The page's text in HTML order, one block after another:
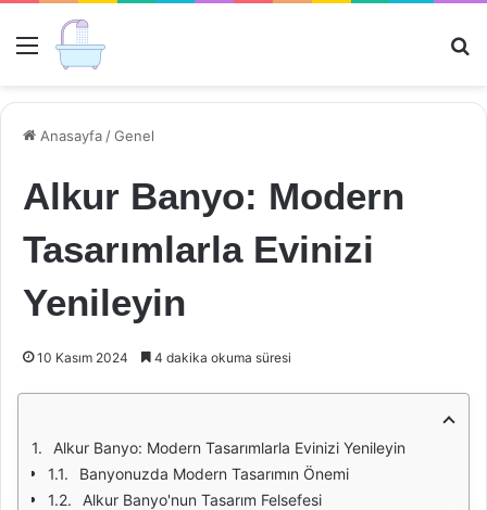
Menü
Anasayfa /Genel
Alkur Banyo: Modern
Tasarımlarla Evinizi
Yenileyin
10 Kasım 2024 4 dakika okuma süresi
Alkur Banyo: Modern Tasarımlarla Evinizi Yenileyin
Banyonuzda Modern Tasarımın Önemi
Alkur Banyo'nun Tasarım Felsefesi